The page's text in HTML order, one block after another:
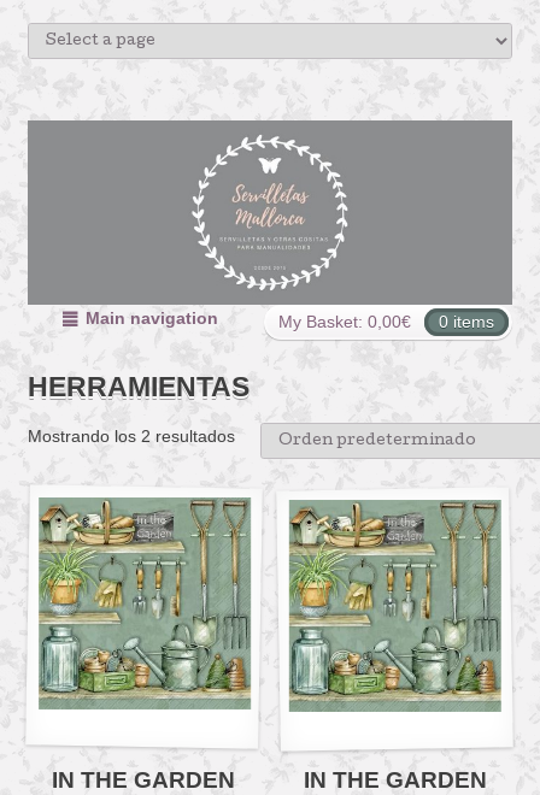
My Basket: 0,00€ 0 items
Main navigation
HERRAMIENTAS
Mostrando los 2 resultados
IN THE GARDEN
IN THE GARDEN